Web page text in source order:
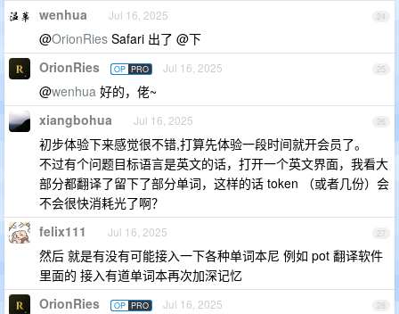
24
wenhua Jul 16, 2025
@OrionRies Safari 出了 @下
25
OrionRies OP PRO Jul 16, 2025
@wenhua 好的，佬~
26
xiangbohua Jul 16, 2025
初步体验下来感觉很不错,打算先体验一段时间就开会员了。
不过有个问题目标语言是英文的话，打开一个英文界面，我看大
部分都翻译了留下了部分单词，这样的话 token （或者几份）会
不会很快消耗光了啊？
27
felix111 Jul 16, 2025
然后 就是有没有可能接入一下各种单词本尼 例如 pot 翻译软件
里面的 接入有道单词本再次加深记忆
28
OrionRies OP PRO Jul 16, 2025